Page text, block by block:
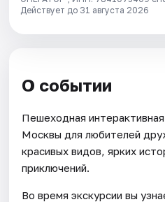
Действует до 31 августа 2026
О событии
Пешеходная
Москвы для любителей
красивых видов, ярких
приключений.
Во время экскурсии вы